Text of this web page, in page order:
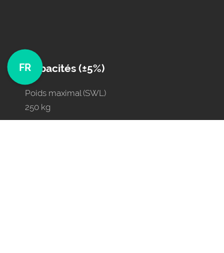
FRCapacités (±5%)
Poids maximal (SWL)
250 kg